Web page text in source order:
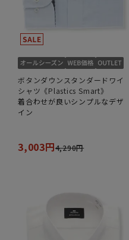
ボタンダウンスタンダードワイ
シャツ《Plastics Smart》
着合わせが良いシンプルなデザ
イン
3,003円4,290円